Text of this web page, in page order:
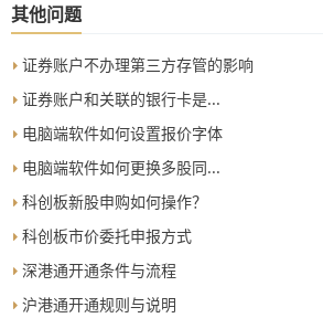
其他问题
证券账户不办理第三方存管的影响
证券账户和关联的银行卡是...
电脑端软件如何设置报价字体
电脑端软件如何更换多股同...
科创板新股申购如何操作？
科创板市价委托申报方式
深港通开通条件与流程
沪港通开通规则与说明